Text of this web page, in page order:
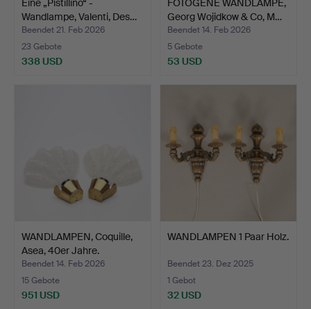
Eine „Pistillino“ -
Wandlampe, Valenti, Des…
Beendet 21. Feb 2026
23 Gebote
338 USD
FOTOGENE WANDLAMPE,
Georg Wojidkow & Co, M…
Beendet 14. Feb 2026
5 Gebote
53 USD
WANDLAMPEN, Coquille,
Asea, 40er Jahre.
Beendet 14. Feb 2026
15 Gebote
951 USD
WANDLAMPEN 1 Paar Holz.
Beendet 23. Dez 2025
1 Gebot
32 USD